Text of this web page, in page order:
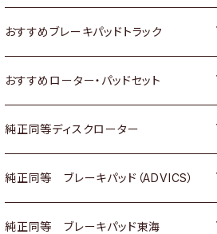
いすゞ
ダイハツ
マツダ
三菱
スバル
日産
いすゞ
ダイハツ
マツダ
三菱
日産
いすゞ
ダイハツ
三菱
日野
ホンダ
スズキ
日産
ダイハツ
マツダ
トヨタ
ホンダ
スズキ
日産
いすゞ
おすすめブレーキパッドトラック
トヨタ
日産
いすゞ
ダイハツ
おすすめローター・パッドセット
トヨタ
ホンダ
スズキ
純正同等ディスクローター
トヨタ
ホンダ
純正同等 ブレーキパッド（ADVICS）
トヨタ
純正同等 ブレーキパッド東海